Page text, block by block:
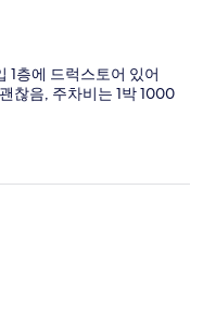
1층에 드럭스토어 있어
찮음, 주차비는 1박 1000